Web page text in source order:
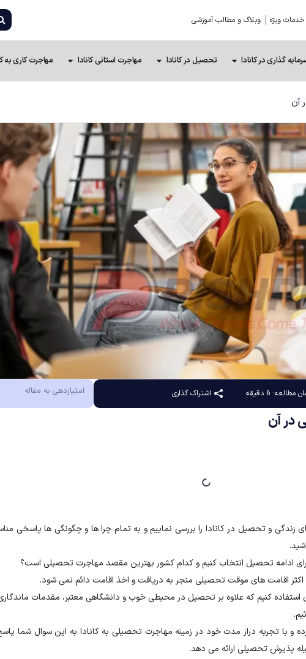
خدمات ویژه وبلاگ و مطالب آموزشی
گذاری در کانادا تحصیل در کانادا مهاجرت استانی کانادا مهاجرت کاری به
آن
مطالعه: 6 دقیقه اشتراک گذاری امتیازدهی به مقاله
در آن
و تحصیل در کانادا را بررسی نماییم و به تمام چرا ها و چگونگی ها پاسخی
ادامه تحصیل انتخاب کنیم و کدام کشور بهترین مقصد مهاجرت تحصیلی است؟
اکثر اقامت های موقت تحصیلی منجر به دریافت و اخذ اقامت دائم نمی شود.
کنیم که علاوه بر تحصیل در محیطی خوب و دانشگاهی معتبر، مقدمات
پذیرش تحصیلی ارائه می دهد.